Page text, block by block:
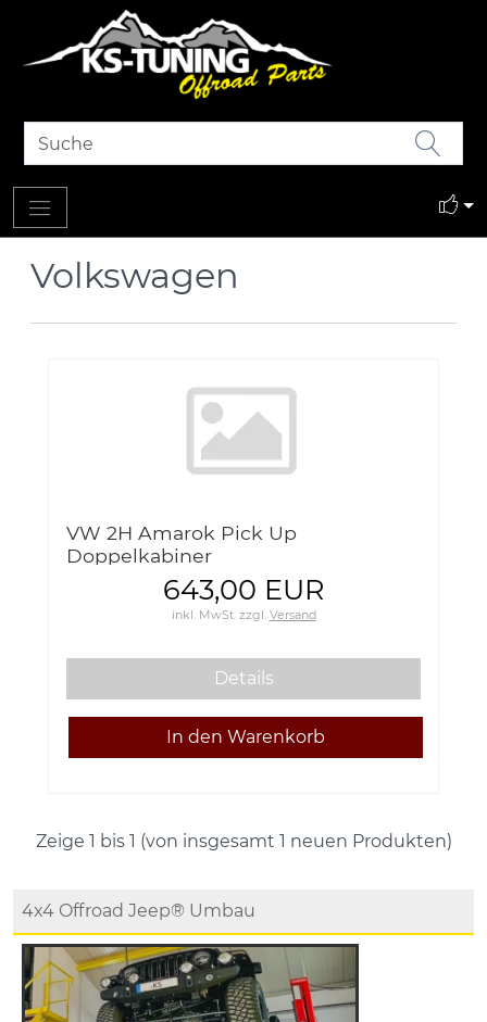
Volkswagen
VW 2H Amarok Pick Up
Doppelkabiner
643,00 EUR
inkl. MwSt.zzgl. Versand
Details
Zeige 1 bis 1 (von insgesamt 1 neuen Produkten)
4x4 Offroad Jeep® Umbau